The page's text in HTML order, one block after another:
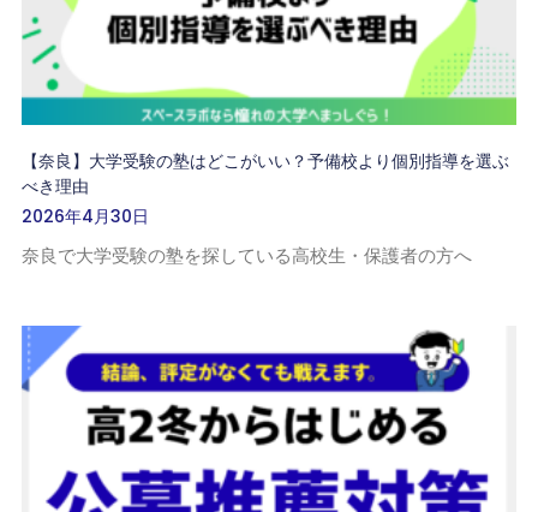
【奈良】大学受験の塾はどこがいい？予備校より個別指導を選ぶ
べき理由
2026年4月30日
奈良で大学受験の塾を探している高校生・保護者の方へ